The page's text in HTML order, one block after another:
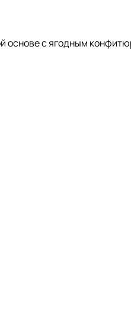
основе с ягодным